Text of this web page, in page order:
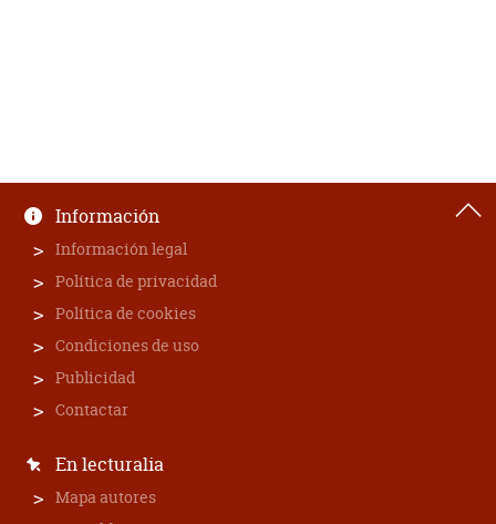
Información
Información legal
Política de privacidad
Política de cookies
Condiciones de uso
Publicidad
Contactar
En lecturalia
Mapa autores